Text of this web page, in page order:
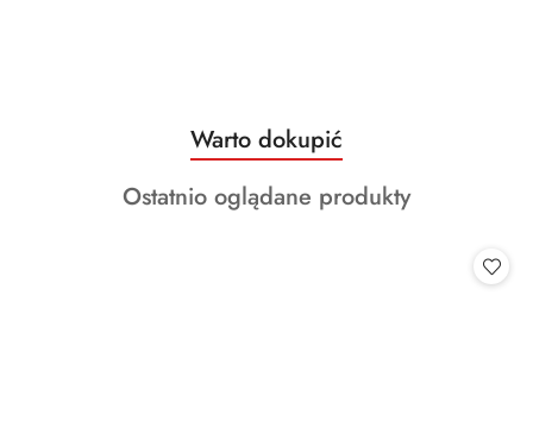
Pomiń karuzelę produktów
Produkty
o
statusie:
Warto dokupić
Produkty
Ostatnio oglądane produkty